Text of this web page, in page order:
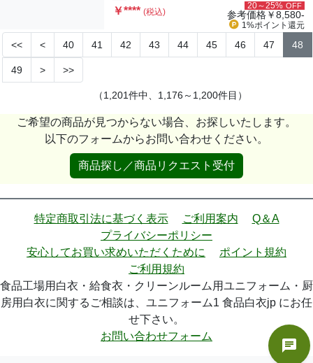
￥**** (税込)
20～25% OFF
参考価格￥8,580-
1%ポイント 還元
<< < 40 41 42 43 44 45 46 47 48
49 > >>
（1,201件中、1,176～1,200件目）
ご希望の商品が見つからない場合、お探しいたします。
以下のフォームからお問い合わせください。
商品探し／商品リクエスト受付
特定商取引法に基づく表示 ご利用案内
Q＆A
プライバシーポリシー
安心してお買い求めいただくために
ポイント規約
ご利用規約
食品工場用白衣・給食衣・クリーンルーム用ユニフォーム・厨
房用白衣に関するご相談は、ユニフォーム1 食品白衣jp にお任
せ下さい。
お問い合わせフォーム